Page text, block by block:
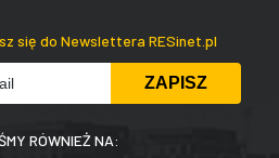
się do Newslettera RESinet.pl
RÓWNIEŻ NA: